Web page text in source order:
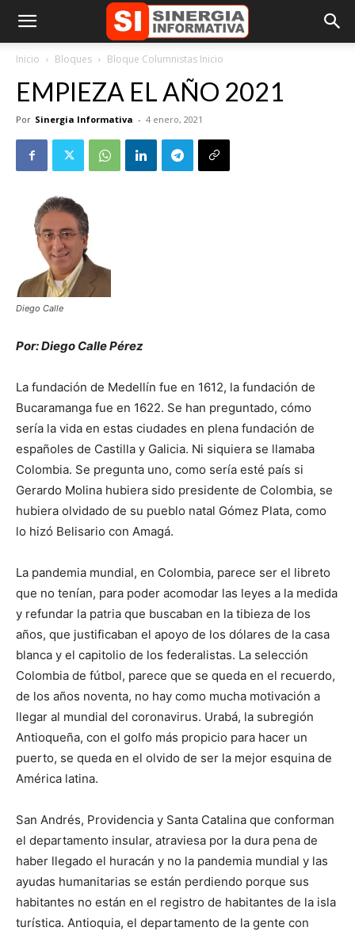
Inicio Bloques Bloque Columnistas Inicio
EMPIEZA EL AÑO 2021
Por Sinergia Informativa - 4 enero, 2021
Diego Calle
Por: Diego Calle Pérez
La fundación de Medellín fue en 1612, la fundación de
Bucaramanga fue en 1622. Se han preguntado, cómo
sería la vida en estas ciudades en plena fundación de
españoles de Castilla y Galicia. Ni siquiera se llamaba
Colombia. Se pregunta uno, como sería esté país si
Gerardo Molina hubiera sido presidente de Colombia, se
hubiera olvidado de su pueblo natal Gómez Plata, como
lo hizó Belisario con Amagá.
La pandemia mundial, en Colombia, parece ser el libreto
que no tenían, para poder acomodar las leyes a la medida
y refundar la patria que buscaban en la tibieza de los
años, que justificaban el apoyo de los dólares de la casa
blanca y el capitolio de los federalistas. La selección
Colombia de fútbol, parece que se queda en el recuerdo,
de los años noventa, no hay como mucha motivación a
llegar al mundial del coronavirus. Urabá, la subregión
Antioqueña, con el golfo más propicio para hacer un
puerto, se queda en el olvido de ser la mejor esquina de
América latina.
San Andrés, Providencia y Santa Catalina que conforman
el departamento insular, atraviesa por la dura pena de
haber llegado el huracán y no la pandemia mundial y las
ayudas humanitarias se están perdiendo porque sus
habitantes no están en el registro de habitantes de la isla
turística. Antioquia, el departamento de la gente con